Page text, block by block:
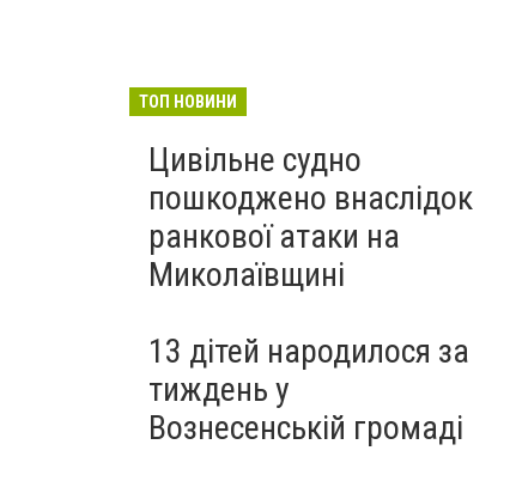
ТОП НОВИНИ
Цивільне судно
пошкоджено внаслідок
ранкової атаки на
Миколаївщині
13 дітей народилося за
тиждень у
Вознесенській громаді